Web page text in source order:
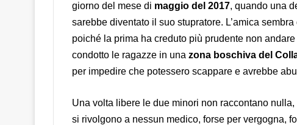
giorno del mese di maggio del 2017, quando una
sarebbe diventato il suo stupratore. L’amica
poiché la prima ha creduto più prudente non
condotto le ragazze in una zona boschiva del
per impedire che potessero scappare e avrebbe
Una volta libere le due minori non raccontano
si rivolgono a nessun medico, forse per vergogna,